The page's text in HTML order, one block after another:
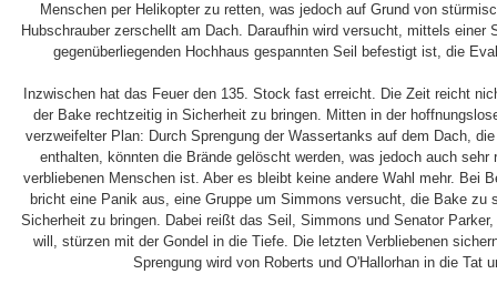
Menschen per Helikopter zu retten, was jedoch auf Grund von
Hubschrauber zerschellt am Dach. Daraufhin wird versucht, mittels einer
gegenüberliegenden Hochhaus gespannten Seil befestigt ist, die
Inzwischen hat das Feuer den 135. Stock fast erreicht. Die Zeit reicht
der Bake rechtzeitig in Sicherheit zu bringen. Mitten in der
verzweifelter Plan: Durch Sprengung der Wassertanks auf dem Dach,
enthalten, könnten die Brände gelöscht werden, was jedoch auch sehr
verbliebenen Menschen ist. Aber es bleibt keine andere Wahl mehr. Bei
bricht eine Panik aus, eine Gruppe um Simmons versucht, die Bake zu
Sicherheit zu bringen. Dabei reißt das Seil, Simmons und Senator
will, stürzen mit der Gondel in die Tiefe. Die letzten Verbliebenen
Sprengung wird von Roberts und O'Hallorhan in die Tat